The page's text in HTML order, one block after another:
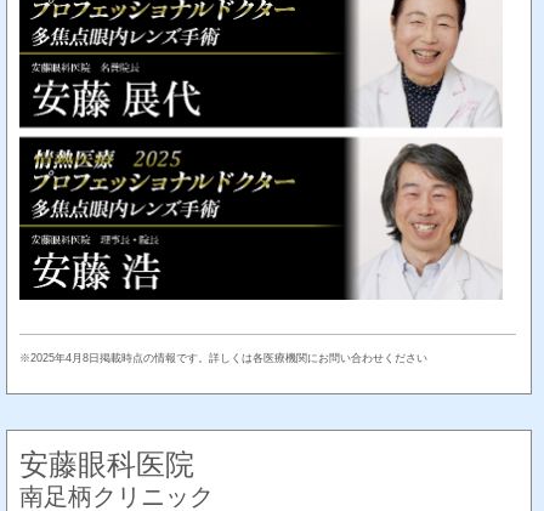
※2025年4月8日掲載時点の情報です。詳しくは各医療機関にお問い合わせください
安藤眼科医院
南足柄クリニック